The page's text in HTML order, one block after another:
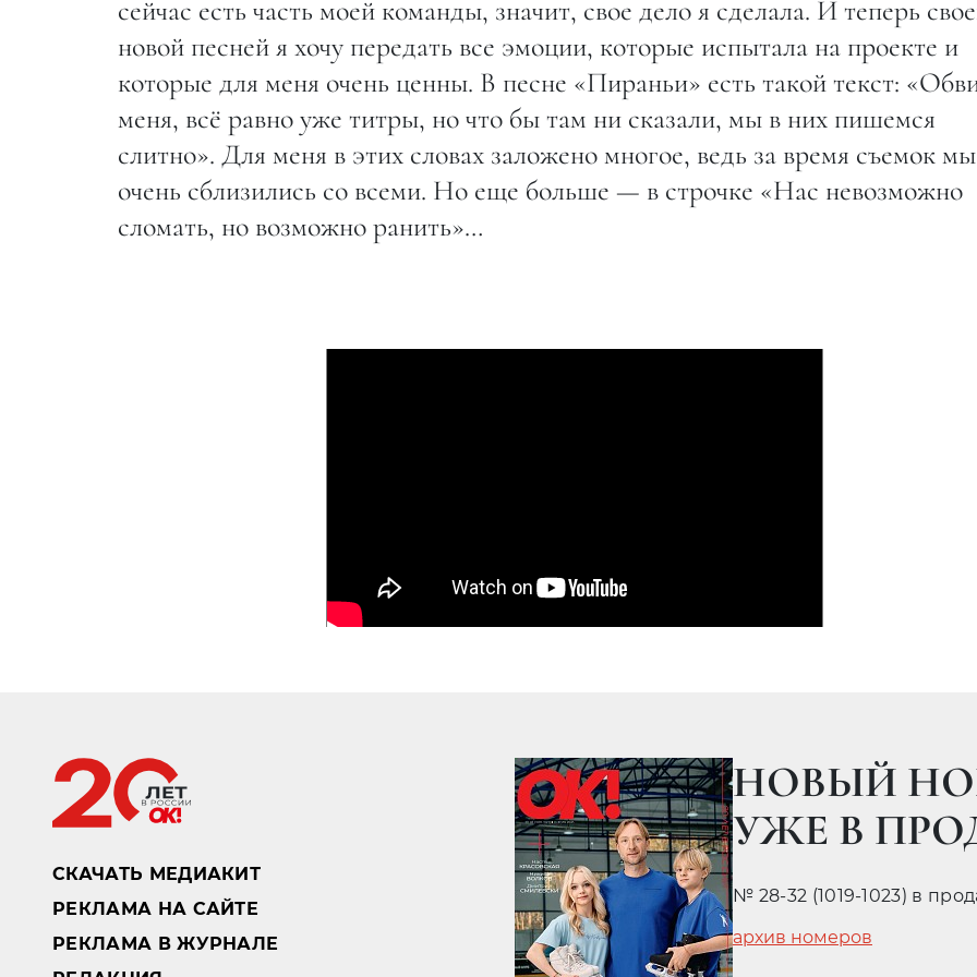
сейчас есть часть моей команды, значит, свое дело я сделала. И теперь
новой песней я хочу передать все эмоции, которые испытала на проекте и
которые для меня очень ценны. В песне «Пираньи» есть такой текст:
меня, всё равно уже титры, но что бы там ни сказали, мы в них пишемся
слитно». Для меня в этих словах заложено многое, ведь за время съемок мы
очень сблизились со всеми. Но еще больше — в строчке «Нас невозможно
сломать, но возможно ранить»…
СКАЧАТЬ МЕДИАКИТ
РЕКЛАМА НА САЙТЕ
РЕКЛАМА В ЖУРНАЛЕ
НОВЫЙ
УЖЕ В
№ 28-32 (1019-1023) в
архив номеров